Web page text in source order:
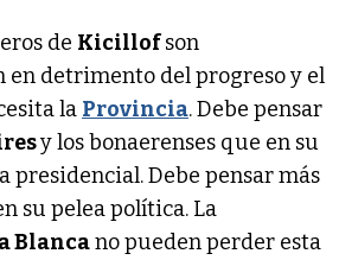
de Kicillofson
en detrimento del progreso y el
la Provincia. Debe pensar
y los bonaerenses que en su
presidencial. Debe pensar más
su pelea política. La
Blancano pueden perder esta